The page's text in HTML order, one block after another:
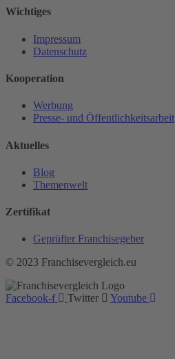
Wichtiges
Impressum
Datenschutz
Kooperation
Werbung
Presse- und Öffentlichkeitsarbeit
Aktuelles
Blog
Themenwelt
Zertifikat
Geprüfter Franchisegeber
© 2023 Franchisevergleich.eu
Facebook-f Twitter Youtube